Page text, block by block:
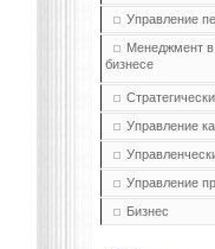
Управление
Менеджмент в
бизнесе
Управление
Управление
Бизнес